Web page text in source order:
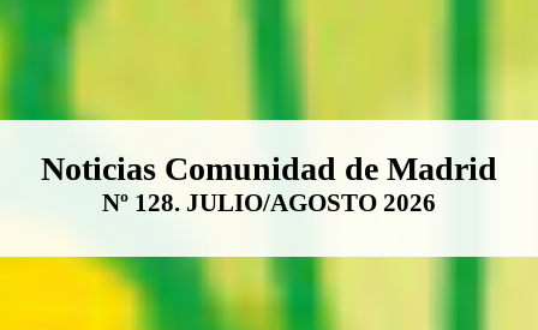
Boletín Noticias Comunidad de
Noticias Comunidad de Madrid
Nº 128. JULIO/AGOSTO 2026